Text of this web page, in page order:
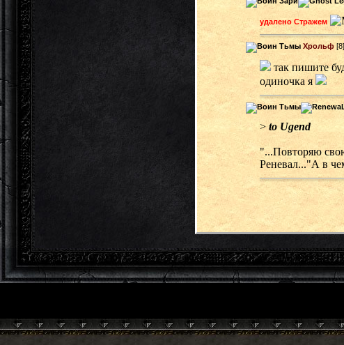
удалено Стражем
Хрольф [8]
так пишите
одиночка я
> to Ugend
"...Повторяю
Реневал..."А в